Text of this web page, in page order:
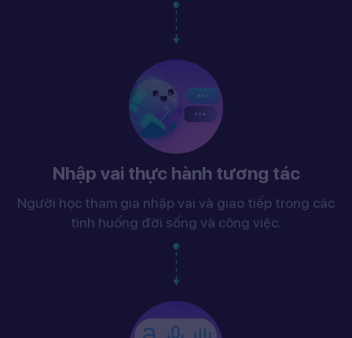
Nhập vai thực hành tương tác
Người học tham gia nhập vai và giao tiếp trong các
tình huống đời sống và công việc.